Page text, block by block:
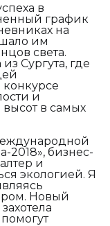
в
график
на
им
света.
Сургута, где
и
в самых
бизнес-
и
экологией. Я
Новый